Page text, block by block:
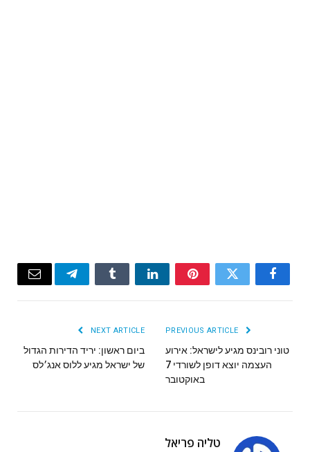
Facebook
Twitter
Pinterest
LinkedIn
Tumblr
Telegram
Email
טוני רובינס מגיע לישראל: אירוע
העצמה יוצא דופן לשורדי 7
באוקטובר
NEXT ARTICLE
ביום ראשון: יריד הדירות הגדול
של ישראל מגיע ללוס אנג׳לס
טליה פריאל